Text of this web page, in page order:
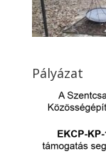
Pályázat